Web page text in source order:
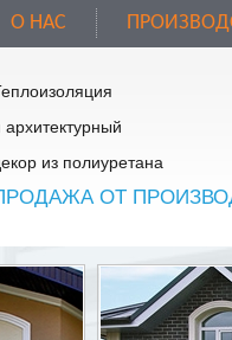
О НАС
архитектурный
из полиуретана
ОТ